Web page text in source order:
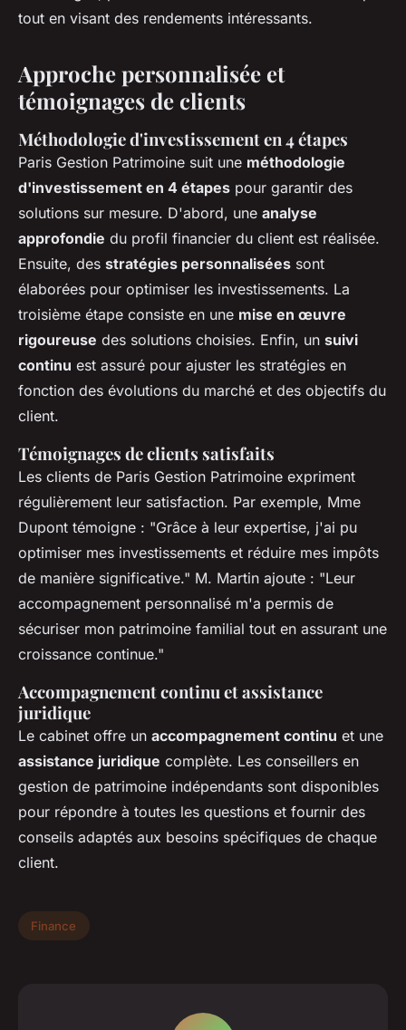
tout en visant des rendements intéressants.
Approche personnalisée et
témoignages de clients
Méthodologie d'investissement en 4 étapes
Paris Gestion Patrimoine suit une méthodologie
d'investissement en 4 étapes pour garantir des
solutions sur mesure. D'abord, une analyse
approfondie du profil financier du client est réalisée.
Ensuite, des stratégies personnalisées sont
élaborées pour optimiser les investissements. La
troisième étape consiste en une mise en œuvre
rigoureuse des solutions choisies. Enfin, un suivi
continu est assuré pour ajuster les stratégies en
fonction des évolutions du marché et des objectifs du
client.
Témoignages de clients satisfaits
Les clients de Paris Gestion Patrimoine expriment
régulièrement leur satisfaction. Par exemple, Mme
Dupont témoigne : "Grâce à leur expertise, j'ai pu
optimiser mes investissements et réduire mes impôts
de manière significative." M. Martin ajoute : "Leur
accompagnement personnalisé m'a permis de
sécuriser mon patrimoine familial tout en assurant une
croissance continue."
Accompagnement continu et assistance
juridique
Le cabinet offre un accompagnement continu et une
assistance juridique complète. Les conseillers en
gestion de patrimoine indépendants sont disponibles
pour répondre à toutes les questions et fournir des
conseils adaptés aux besoins spécifiques de chaque
client.
Finance